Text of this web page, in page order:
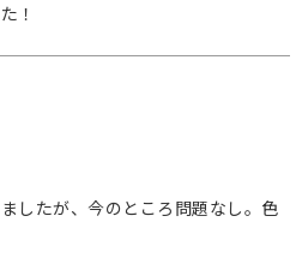
！
したが、今のところ問題なし。色